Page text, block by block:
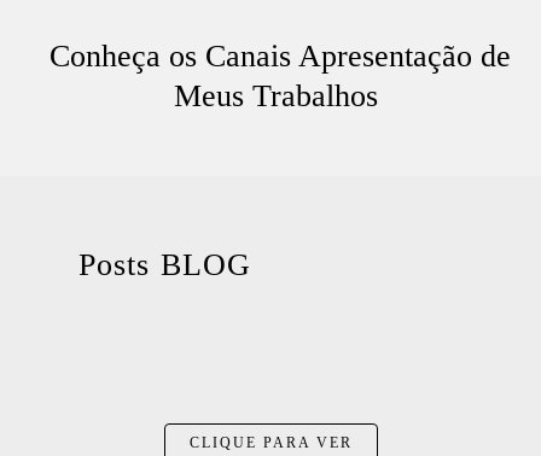
Conheça os Canais Apresentação de
Meus Trabalhos
Posts BLOG
CLIQUE PARA VER